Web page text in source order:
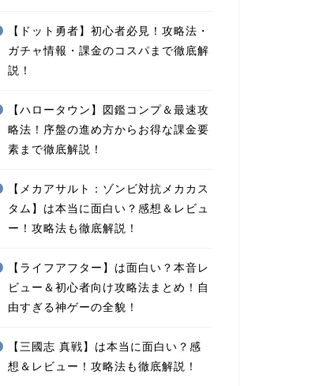
【ドット勇者】初心者必見！攻略法・
ガチャ情報・課金のコスパまで徹底解
説！
【ハロータウン】図鑑コンプ＆最速攻
略法！序盤の進め方からお得な課金要
素まで徹底解説！
【メカアサルト：ゾンビ対抗メカカス
タム】は本当に面白い？感想＆レビュ
ー！攻略法も徹底解説！
【ライフアフター】は面白い？本音レ
ビュー＆初心者向け攻略法まとめ！自
由すぎる神ゲーの全貌！
【三國志 真戦】は本当に面白い？感
想＆レビュー！攻略法も徹底解説！